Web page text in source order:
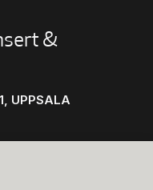
&
UPPSALA